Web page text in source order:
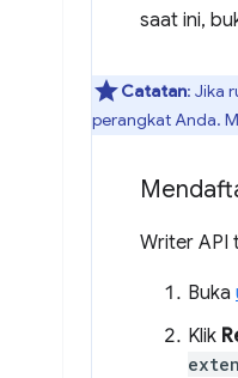
saat ini,
Catatan: Jika
perangkat Anda.
Writer API
Buka
Klik